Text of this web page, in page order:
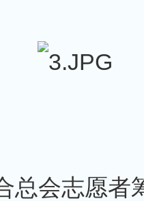
会志愿者